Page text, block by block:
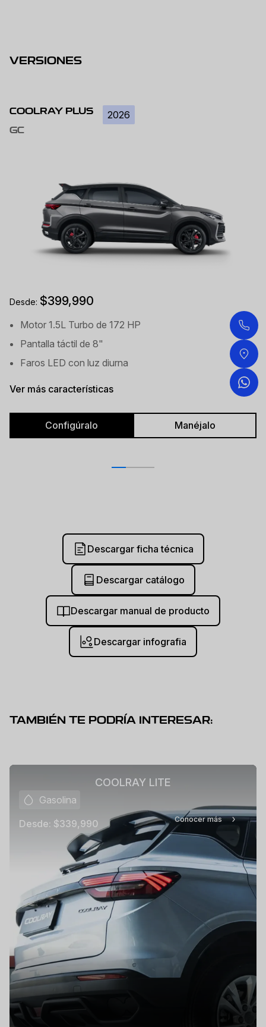
VERSIONES
COOLRAY PLUS 2026
GC
Desde: $399,990
Motor 1.5L Turbo de 172 HP
Pantalla táctil de 8"
Faros LED con luz diurna
Ver más características
Configúralo Manéjalo
Descargar ficha técnica
Descargar catálogo
Descargar manual de producto
Descargar infografia
TAMBIÉN TE PODRÍA INTERESAR:
COOLRAY LITE
Gasolina
Desde: $339,990 Conocer más